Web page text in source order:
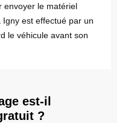
envoyer le matériel
est effectué par un
le véhicule avant son
est-il
?